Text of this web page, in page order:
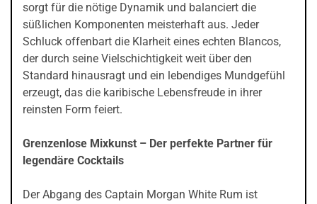
sorgt für die nötige Dynamik und balanciert die
süßlichen Komponenten meisterhaft aus. Jeder
Schluck offenbart die Klarheit eines echten Blancos,
der durch seine Vielschichtigkeit weit über den
Standard hinausragt und ein lebendiges Mundgefühl
erzeugt, das die karibische Lebensfreude in ihrer
reinsten Form feiert.
Grenzenlose Mixkunst – Der perfekte Partner für
legendäre Cocktails
Der Abgang des Captain Morgan White Rum ist